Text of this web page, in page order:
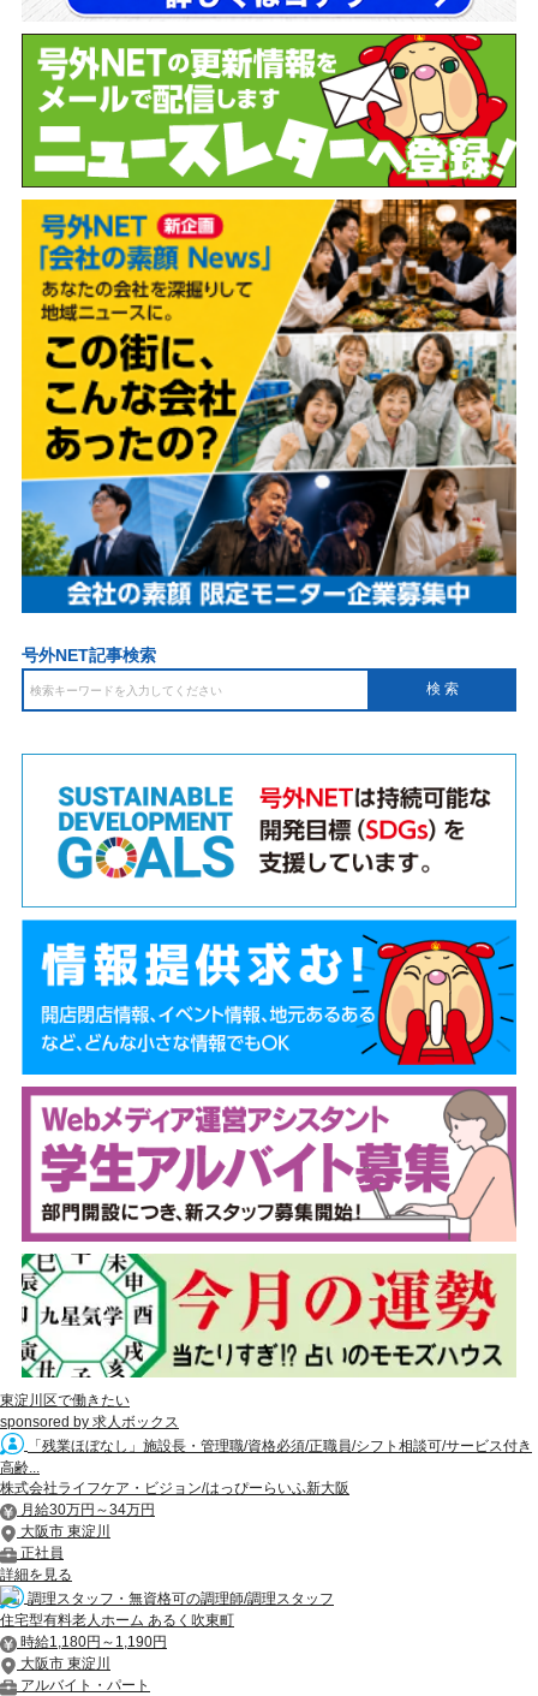
号外NET記事検索
東淀川区で働きたい
sponsored by 求人ボックス
「残業ほぼなし」施設長・管理職/資格必須/正職員/シフト相談可/サービス付き
高齢...
株式会社ライフケア・ビジョン/はっぴーらいふ新大阪
月給30万円～34万円
大阪市 東淀川
正社員
詳細を見る
調理スタッフ・無資格可の調理師/調理スタッフ
住宅型有料老人ホーム あるく吹東町
時給1,180円～1,190円
大阪市 東淀川
アルバイト・パート